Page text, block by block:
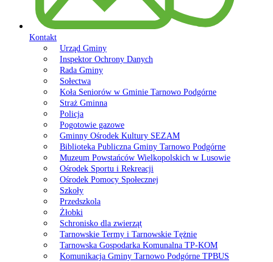
Kontakt
Urząd Gminy
Inspektor Ochrony Danych
Rada Gminy
Sołectwa
Koła Seniorów w Gminie Tarnowo Podgórne
Straż Gminna
Policja
Pogotowie gazowe
Gminny Ośrodek Kultury SEZAM
Biblioteka Publiczna Gminy Tarnowo Podgórne
Muzeum Powstańców Wielkopolskich w Lusowie
Ośrodek Sportu i Rekreacji
Ośrodek Pomocy Społecznej
Szkoły
Przedszkola
Żłobki
Schronisko dla zwierząt
Tarnowskie Termy i Tarnowskie Tężnie
Tarnowska Gospodarka Komunalna TP-KOM
Komunikacja Gminy Tarnowo Podgórne TPBUS